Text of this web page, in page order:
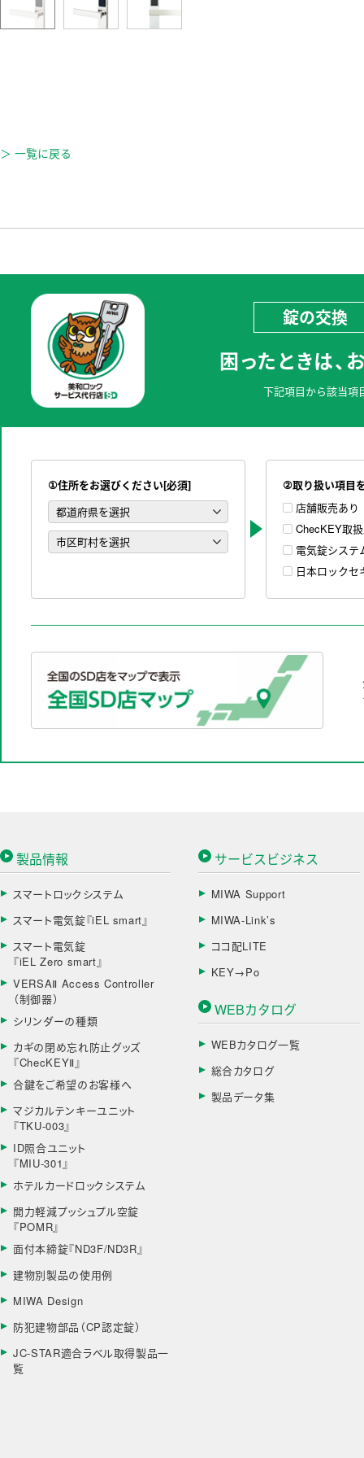
＞ 一覧に戻る
錠の交換
困ったときは、
下記項目から該当項
①住所をお選びください[必須]
②取り扱い項目
店舗販売あり
ChecKEY取
電気錠システ
日本ロックセ
製品情報
スマートロックシステム
スマート電気錠『iEL smart』
スマート電気錠
『iEL Zero smart』
VERSAⅡ Access Controller
（制御器）
シリンダーの種類
カギの閉め忘れ防止グッズ
『ChecKEYⅡ』
合鍵をご希望のお客様へ
マジカルテンキーユニット
『TKU-003』
ID照合ユニット
『MIU-301』
ホテルカードロックシステム
開力軽減プッシュプル空錠
『POMR』
面付本締錠『ND3F/ND3R』
建物別製品の使用例
MIWA Design
防犯建物部品（CP認定錠）
JC-STAR適合ラベル取得製品一
覧
サービスビジネス
MIWA Support
MIWA-Link’s
ココ配LITE
KEY→Po
WEBカタログ
WEBカタログ一覧
総合カタログ
製品データ集